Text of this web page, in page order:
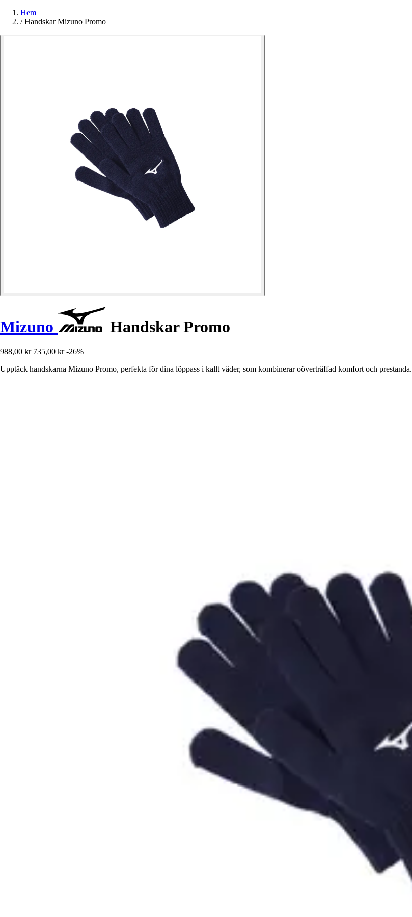
Hem
/ Handskar Mizuno Promo
Mizuno Handskar Promo
988,00 kr 735,00 kr -26%
Upptäck handskarna Mizuno Promo, perfekta för dina löppass i kallt väder, som kombinerar oöverträffad komfort och prestanda.